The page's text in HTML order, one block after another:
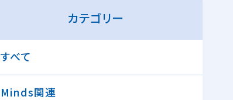
カテゴリー
すべて
Minds関連